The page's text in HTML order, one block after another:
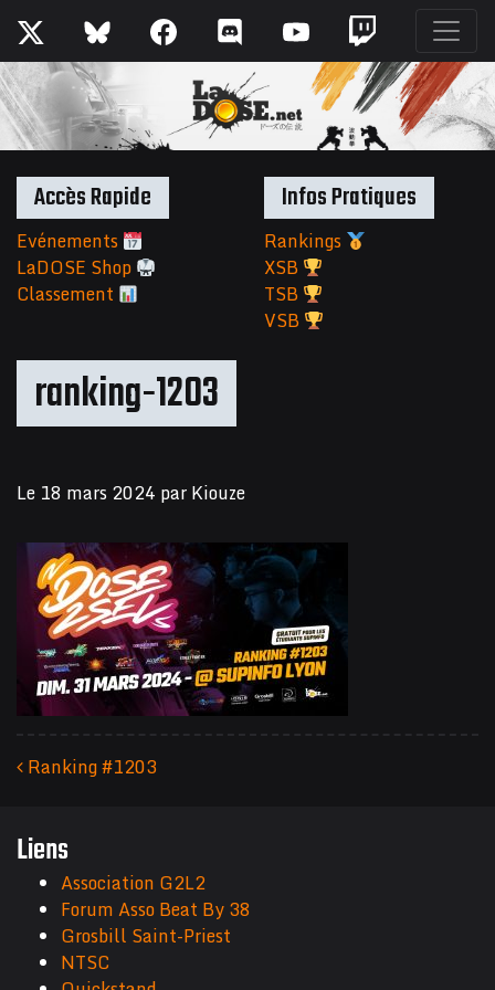
ranking-1203
Le 18 mars 2024 parKiouze
Ranking #1203
Accès Rapide
Evénements
LaDOSE Shop
Classement
Infos Pratiques
Rankings
XSB
TSB
VSB
Liens
Association G2L2
Forum Asso Beat By 38
Grosbill Saint-Priest
NTSC